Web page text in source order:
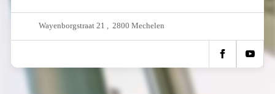
Wayenborgstraat 21 , 2800 Mechelen